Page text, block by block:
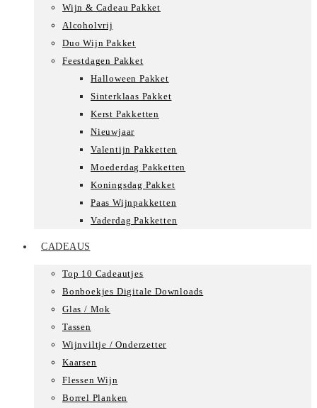
Wijn & Cadeau Pakket
Alcoholvrij
Duo Wijn Pakket
Feestdagen Pakket
Halloween Pakket
Sinterklaas Pakket
Kerst Pakketten
Nieuwjaar
Valentijn Pakketten
Moederdag Pakketten
Koningsdag Pakket
Paas Wijnpakketten
Vaderdag Pakketten
CADEAUS
Top 10 Cadeautjes
Bonboekjes Digitale Downloads
Glas / Mok
Tassen
Wijnviltje / Onderzetter
Kaarsen
Flessen Wijn
Borrel Planken